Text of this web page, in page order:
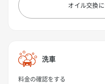
オイル交換
洗車
料金の確認をする